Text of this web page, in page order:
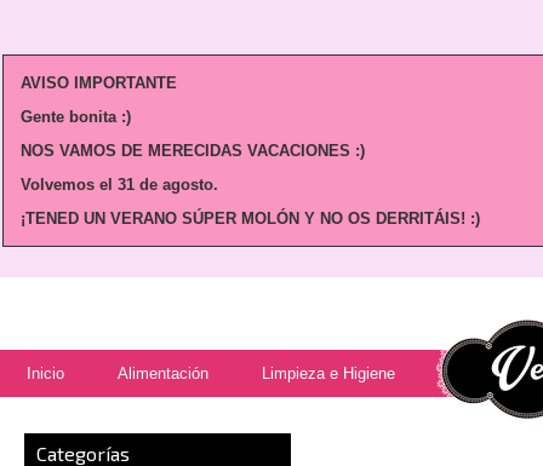
AVISO IMPORTANTE
Gente bonita :)
NOS VAMOS DE MERECIDAS VACACIONES :)
Volvemos el 31 de agosto.
¡TENED UN VERANO SÚPER MOLÓN Y NO OS DERRITÁIS! :)
Inicio Alimentación Limpieza e Higiene
Categorías